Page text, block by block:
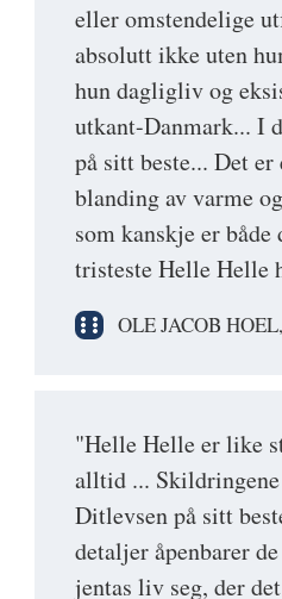
eller omstendelige
absolutt ikke uten
hun dagligliv og
utkant-Danmark... I
på sitt beste... Det
blanding av varme
som kanskje er
tristeste Helle Helle
OLE JACOB
"Helle Helle er like
alltid ...
Ditlevsen på sitt
detaljer åpenbarer
jentas liv seg, der